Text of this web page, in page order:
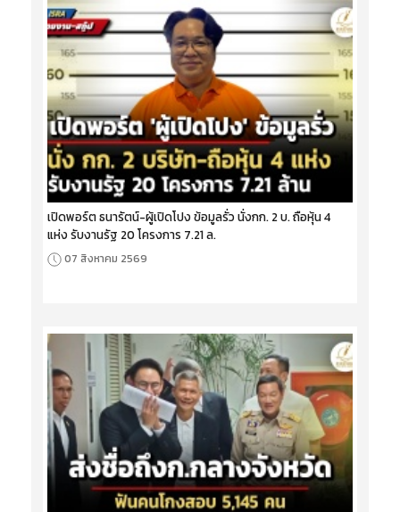
เปิดพอร์ต ธนารัตน์-ผู้เปิดโปง ข้อมูลรั่ว นั่งกก. 2 บ. ถือหุ้น 4
แห่ง รับงานรัฐ 20 โครงการ 7.21 ล.
07 สิงหาคม 2569